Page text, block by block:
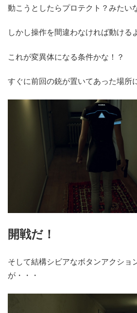
動こうとしたらプロテクト？みたい
しかし操作を間違わなければ動ける
これが変異体になる条件かな！？
すぐに前回の銃が置いてあった場所
開戦だ！
そして結構シビアなボタンアクショ
が・・・